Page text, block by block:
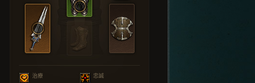
治療 忠誠